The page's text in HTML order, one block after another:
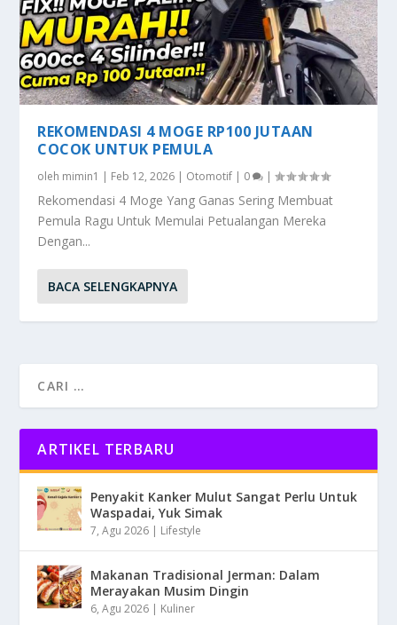
REKOMENDASI 4 MOGE RP100 JUTAAN
COCOK UNTUK PEMULA
oleh mimin1 | Feb 12, 2026 | Otomotif | 0 |
Rekomendasi 4 Moge Yang Ganas Sering Membuat
Pemula Ragu Untuk Memulai Petualangan Mereka
Dengan...
BACA SELENGKAPNYA
ARTIKEL TERBARU
Penyakit Kanker Mulut Sangat Perlu Untuk
Waspadai, Yuk Simak
7, Agu 2026 | Lifestyle
Makanan Tradisional Jerman: Dalam
Merayakan Musim Dingin
6, Agu 2026 | Kuliner